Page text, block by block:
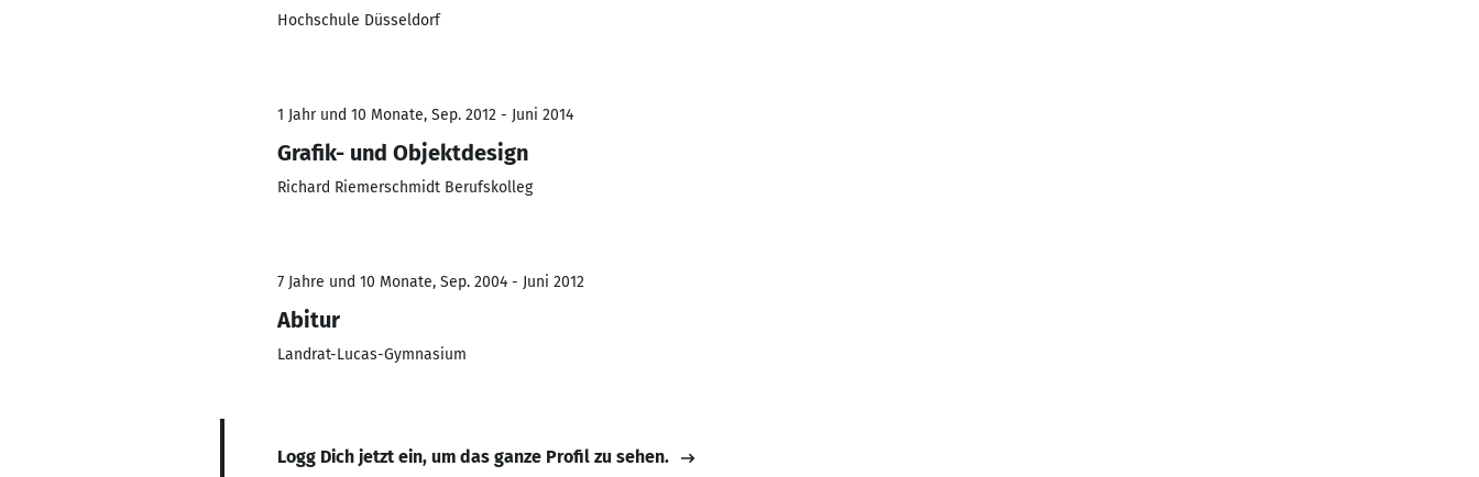
Hochschule Düsseldorf
1 Jahr und 10 Monate, Sep. 2012 - Juni 2014
Grafik- und Objektdesign
Richard Riemerschmidt Berufskolleg
7 Jahre und 10 Monate, Sep. 2004 - Juni 2012
Abitur
Landrat-Lucas-Gymnasium
Logg Dich jetzt ein, um das ganze Profil zu sehen.